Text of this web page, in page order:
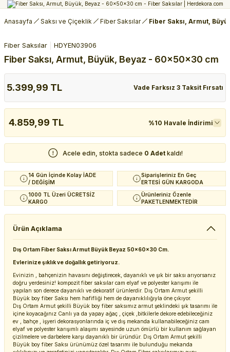
Anasayfa Saksı ve Çiçeklik Fiber Saksılar Fiber Saksı, Armut,
Fiber Saksılar HDYEN03906
Fiber Saksı, Armut, Büyük, Beyaz - 60x50x30 cm
5.399,99 TL Vade Farksız 3 Taksit Fırsatı
4.859,99 TL %10 Havale İndirimi
Acele edin, stokta sadece 0 Adet kaldı!
14 Gün İçinde Kolay İADE
/ DEĞİŞİM
Siparişleriniz En Geç
ERTESİ GÜN KARGODA
1000 TL Üzeri ÜCRETSİZ
KARGO
Ürünleriniz Özenle
PAKETLENMEKTEDİR
Ürün Açıklama
Dış Ortam Fiber Saksı Armut Büyük Beyaz 50x60x30 Cm.
Evlerinize şıklık ve doğallık getiriyoruz.
Evinizin , bahçenizin havasını değiştirecek, dayanıklı ve şık bir saksı arıyorsanız
doğru yerdesiniz! kompozit fiber saksılar cam elyaf ve polyester karışımı ile
yapılan son derece dayanıklı ve dekoratif ürünlerdir. Dış Ortam Armut şekilli
Büyük boy fiber Saksı hem hafifliği hem de dayanıklılığıyla öne çıkıyor.
Dış Ortam Armut şekilli Büyük boy fiber saksımız armut şeklindeki şık tasarımı ile
içine koyacağınız Canlı ya da yapay ağaç , çiçek ,bitkilerle dekore edebileceğiniz
ev , bahçe , işyeri dekorasyonlarında iç ve dış mekanda kullanabileceğiniz cam
elyaf ve polyester karışımlı alaşımı sayesinde uzun ömürlü bir kullanım sağlayan
çizilmelere ve darbelere karşı dayanıklı bir üründür. Dış Ortam Armut şekilli
Büyük boy fiber Saksı ürünümüz özel tasarımı ile bulunduğu mekanda